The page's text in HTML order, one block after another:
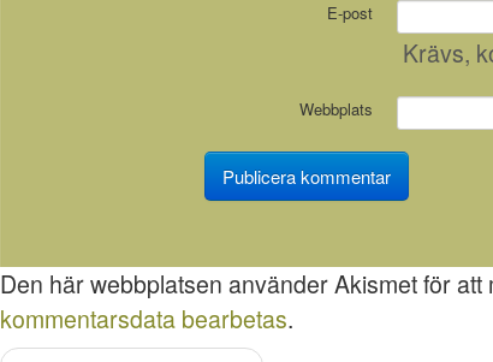
E-post
Krävs,
Webbplats
Den här webbplatsen använder Akismet för
kommentarsdata bearbetas.